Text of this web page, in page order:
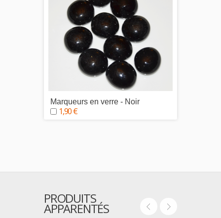
Marqueurs en verre - Noir
1,90 €
PRODUITS
APPARENTÉS